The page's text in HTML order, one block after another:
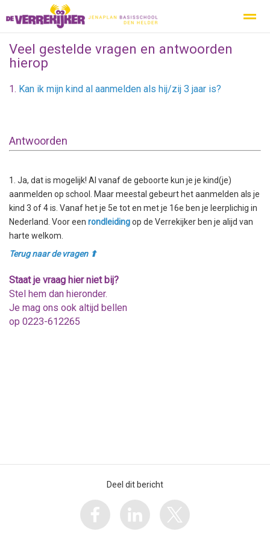
Privacy Protocol Social Media Ouderbeleidsplan
Veel gestelde vragen en antwoorden
hierop
1. Kan ik mijn kind al aanmelden als hij/zij 3 jaar is?
Antwoorden
1. Ja, dat is mogelijk! Al vanaf de geboorte kun je je kind(je)
aanmelden op school. Maar meestal gebeurt het aanmelden als je
kind 3 of 4 is. Vanaf het je 5e tot en met je 16e ben je leerplichig in
Nederland. Voor een rondleidingop de Verrekijker ben je alijd van
harte welkom.
Terug naar de vragen ⬆︎
Staat je vraag hier niet bij?
Stel hem dan hieronder.
Je mag ons ook altijd bellen
op 0223-612265
Deel dit bericht